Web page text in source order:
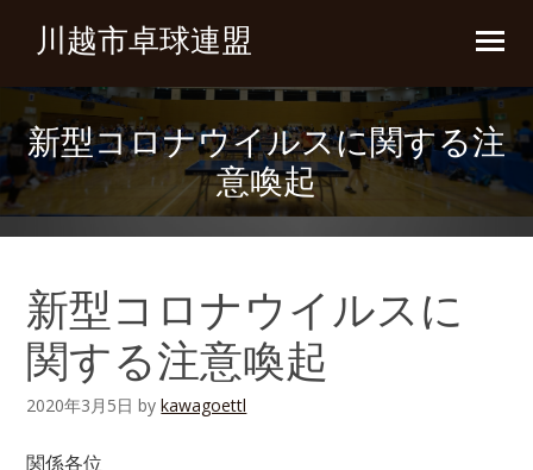
川越市卓球連盟
新型コロナウイルスに関する注
意喚起
新型コロナウイルスに
関する注意喚起
2020年3月5日 bykawagoettl
関係各位